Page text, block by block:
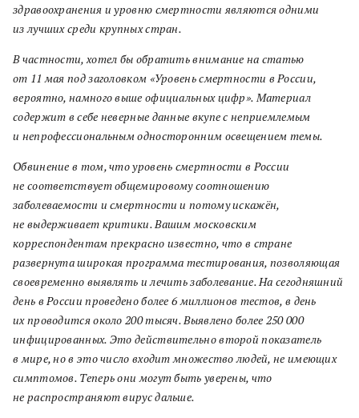
здравоохранения и уровню смертности являются одними
из лучших среди крупных стран.
В частности, хотел бы обратить внимание на статью
от 11 мая под заголовком «Уровень смертности в России,
вероятно, намного выше официальных цифр». Материал
содержит в себе неверные данные вкупе с неприемлемым
и непрофессиональным односторонним освещением темы.
Обвинение в том, что уровень смертности в России
не соответствует общемировому соотношению
заболеваемости и смертности и потому искажён,
не выдерживает критики. Вашим московским
корреспондентам прекрасно известно, что в стране
развернута широкая программа тестирования, позволяющая
своевременно выявлять и лечить заболевание. На сегодняшний
день в России проведено более 6 миллионов тестов, в день
их проводится около 200 тысяч. Выявлено более 250 000
инфицированных. Это действительно второй показатель
в мире, но в это число входит множество людей, не имеющих
симптомов. Теперь они могут быть уверены, что
не распространяют вирус дальше.